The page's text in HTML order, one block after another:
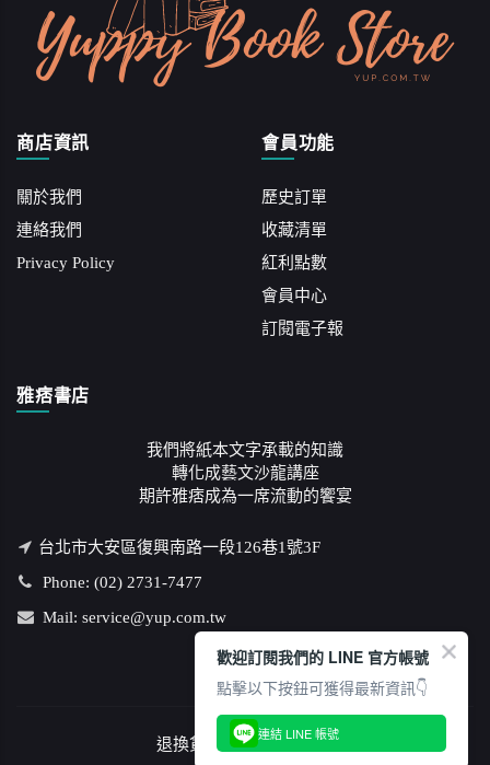
商店資訊
關於我們
連絡我們
Privacy Policy
會員功能
歷史訂單
收藏清單
紅利點數
會員中心
訂閱電子報
雅痞書店
我們將紙本文字承載的知識
轉化成藝文沙龍講座
期許雅痞成為一席流動的饗宴
台北市大安區復興南路一段126巷1號3F
Phone: (02) 2731-7477
Mail: service@yup.com.tw
退換貨說明/隱私權政策
歡迎訂閱我們的 LINE 官方帳號
點擊以下按鈕可獲得最新資訊👇
連結 LINE 帳號